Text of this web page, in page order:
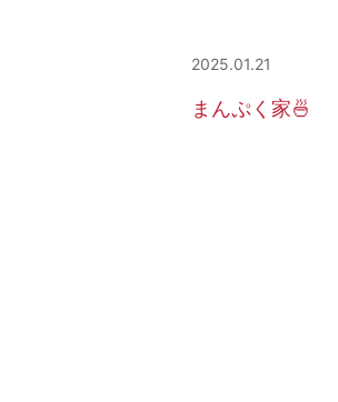
2025.01.21
まんぷく家🍜